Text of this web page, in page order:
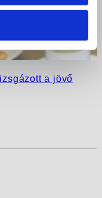
a jövő